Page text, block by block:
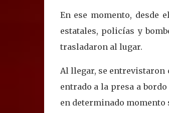
En ese momento, desde
estatales, policías y
trasladaron al lugar.
Al llegar, se entrevistaron
entrado a la presa a
en determinado momento